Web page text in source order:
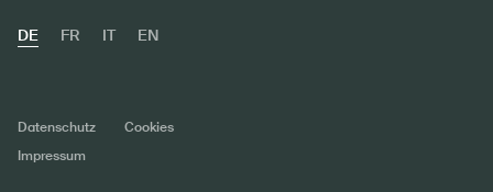
DE FR IT EN
Datenschutz
Cookies
Impressum